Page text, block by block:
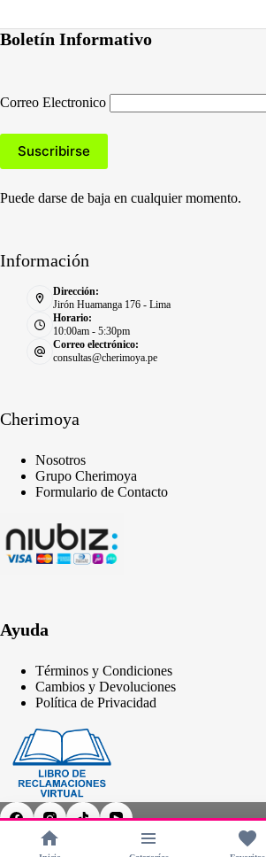
Boletín Informativo
Correo Electronico
Puede darse de baja en cualquier momento.
Información
Dirección:
Jirón Huamanga 176 - Lima
Horario:
10:00am - 5:30pm
Correo electrónico:
consultas@cherimoya.pe
Cherimoya
Nosotros
Grupo Cherimoya
Formulario de Contacto
Ayuda
Términos y Condiciones
Cambios y Devoluciones
Política de Privacidad